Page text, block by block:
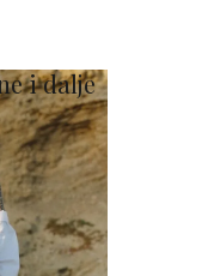
i dalje